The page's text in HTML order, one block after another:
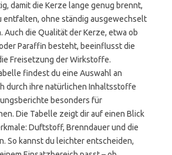
damit die Kerze lange genug brennt,
entfalten, ohne ständig ausgewechselt
Auch die Qualität der Kerze, etwa ob
Paraffin besteht, beeinflusst die
Freisetzung der Wirkstoffe.
findest du eine Auswahl an
durch ihre natürlichen Inhaltsstoffe
besonders für
Die Tabelle zeigt dir auf einen Blick
Duftstoff, Brenndauer und die
So kannst du leichter entscheiden,